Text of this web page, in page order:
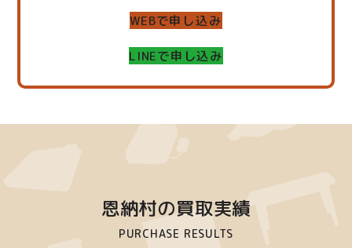
WEBで申し込み
LINEで申し込み
恩納村の買取実績
PURCHASE RESULTS